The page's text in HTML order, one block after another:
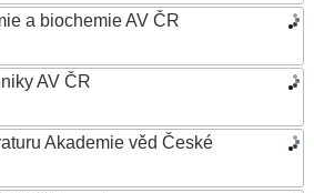
a biochemie AV ČR
AV ČR
Akademie věd České